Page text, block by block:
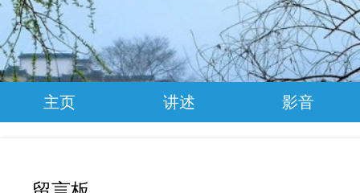
主页 讲述 影音